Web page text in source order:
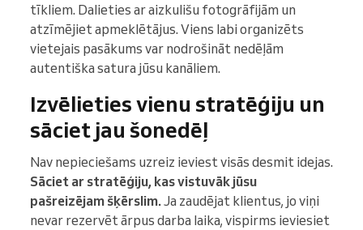
tīkliem. Dalieties ar aizkulišu fotogrāfijām un
atzīmējiet apmeklētājus. Viens labi organizēts
vietejais pasākums var nodrošināt nedēļām
autentiška satura jūsu kanāliem.
Izvēlieties vienu stratēģiju un
sāciet jau šonedēļ
Nav nepieciešams uzreiz ieviest visās desmit idejas.
Sāciet ar stratēģiju, kas vistuvāk jūsu
pašreizējam šķērslim.Ja zaudējat klientus, jo viņi
nevar rezervēt ārpus darba laika, vispirms ieviesiet